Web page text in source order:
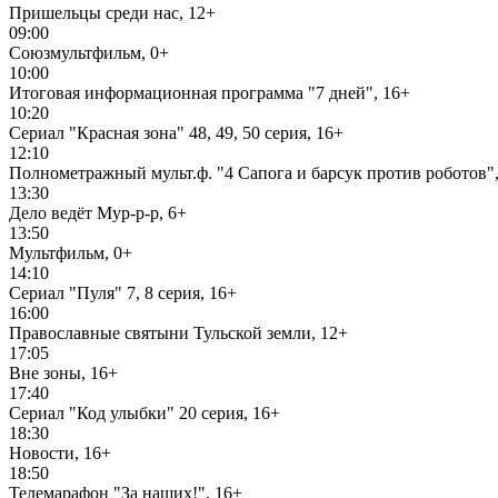
Пришельцы среди нас, 12+
09:00
Союзмультфильм, 0+
10:00
Итоговая информационная программа "7 дней", 16+
10:20
Сериал "Красная зона" 48, 49, 50 серия, 16+
12:10
Полнометражный мульт.ф. "4 Сапога и барсук против
13:30
Дело ведёт Мур-р-р, 6+
13:50
Мультфильм, 0+
14:10
Сериал "Пуля" 7, 8 серия, 16+
16:00
Православные святыни Тульской земли, 12+
17:05
Вне зоны, 16+
17:40
Сериал "Код улыбки" 20 серия, 16+
18:30
Новости, 16+
18:50
Телемарафон "За наших!", 16+